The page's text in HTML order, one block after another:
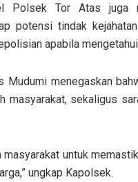
Polsek Tor Atas juga
potensi tindak
apabila
Mudumi menegaskan
masyarakat, sekaligus
untuk
ungkap Kapolsek.